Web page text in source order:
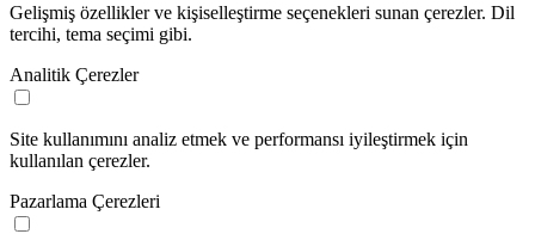
Gelişmiş özellikler ve kişiselleştirme seçenekleri sunan çerezler. Dil
tercihi, tema seçimi gibi.
Analitik Çerezler
Site kullanımını analiz etmek ve performansı iyileştirmek için
kullanılan çerezler.
Pazarlama Çerezleri